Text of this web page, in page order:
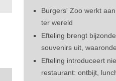
Burgers' Zoo werkt
ter wereld
Efteling brengt
souvenirs uit,
Efteling introduceert
restaurant: ontbijt,